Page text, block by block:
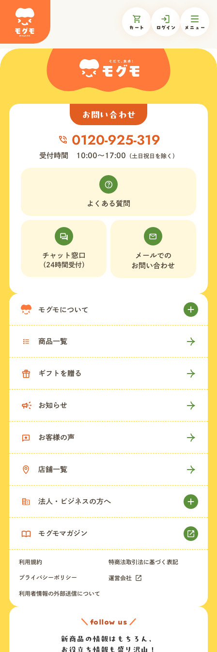
カート ログイン メニュー
モグモについて
ギフトを贈る
店舗一覧
法人・ビジネスの方へ
モグモマガジン
お問い合わせ
受付時間 10:00〜17:00 （土日祝日を除く）
よくある質問
チャット窓口
（24時間受付）
メールでの
お問い合わせ
モグモについて
商品一覧
ギフトを贈る
お知らせ
お客様の声
店舗一覧
法人・ビジネスの方へ
モグモマガジン
利用規約 特商法取引法に基づく表記
プライバシーポリシー 運営会社
利用者情報の外部送信について
＼ follow us ／
新商品の情報はもちろん、
お役立ち情報も盛り沢山！